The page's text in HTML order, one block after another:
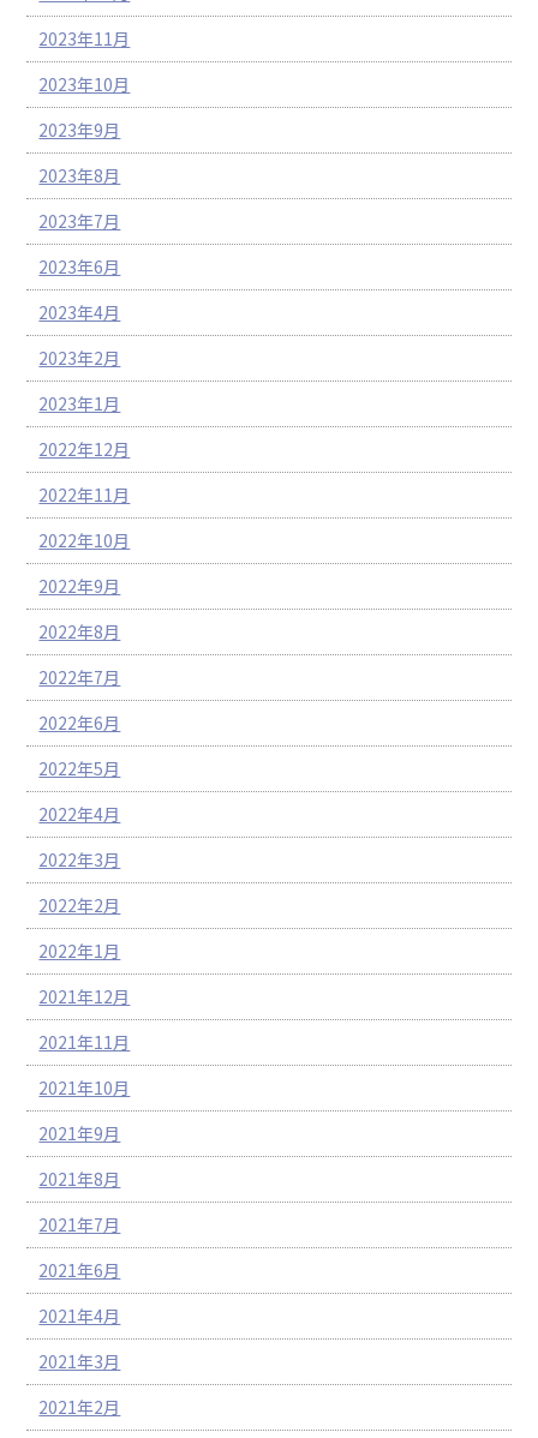
2023年11月
2023年10月
2023年9月
2023年8月
2023年7月
2023年6月
2023年4月
2023年2月
2023年1月
2022年12月
2022年11月
2022年10月
2022年9月
2022年8月
2022年7月
2022年6月
2022年5月
2022年4月
2022年3月
2022年2月
2022年1月
2021年12月
2021年11月
2021年10月
2021年9月
2021年8月
2021年7月
2021年6月
2021年4月
2021年3月
2021年2月